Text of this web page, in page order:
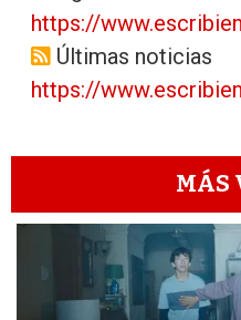
https://
Últimas noticias
https://
MÁS